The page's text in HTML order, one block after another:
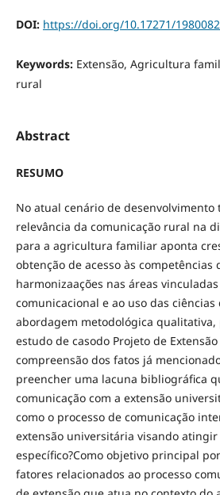
DOI: https://doi.org/10.17271/
Keywords: Extensão, Agricultura
rural
Abstract
RESUMO
No atual cenário de desenvolvimento
relevância da comunicação rural na
para a agricultura familiar aponta
obtenção de acesso às competências
harmonizaações nas áreas
comunicacional e ao uso das ciências
abordagem metodológica qualitativa,
estudo de casodo Projeto de Extensão
compreensão dos fatos já
preencher uma lacuna bibliográfica
comunicação com a extensão
como o processo de comunicação
extensão universitária visando
específico?Como objetivo principal
fatores relacionados ao processo